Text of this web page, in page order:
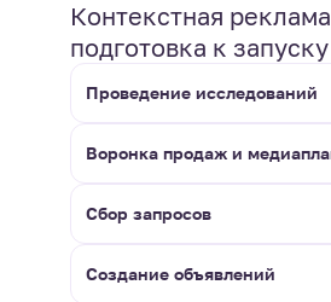
Контекстная
подготовка к запуску
Проведение исследований
Воронка продаж и
Сбор запросов
Создание объявлений